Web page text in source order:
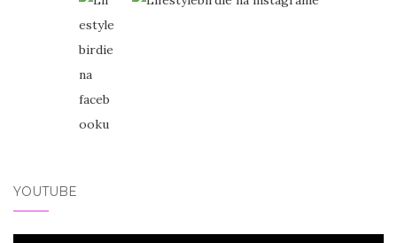
YOUTUBE